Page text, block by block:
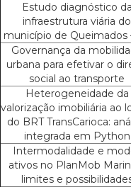
Estudo diagnóstico
infraestrutura viária do
município de Queimados
Governança da
urbana para efetivar o
social ao transporte
Heterogeneidade da
valorização imobiliária ao
do BRT TransCarioca:
integrada em Python
Intermodalidade e
ativos no PlanMob
limites e